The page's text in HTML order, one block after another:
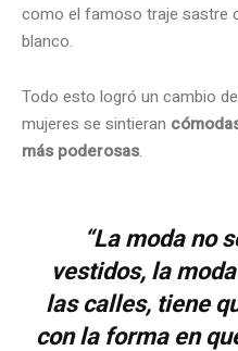
como el famoso traje sastre
blanco.
Todo esto logró un cambio
mujeres se sintieran
más poderosas.
“La moda no
vestidos, la
las calles, tiene
con la forma en